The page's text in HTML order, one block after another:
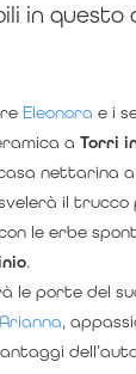
in questo
Eleonora e i
a Torri
nettarina a
il
le erbe
.
le porte del
Arianna,